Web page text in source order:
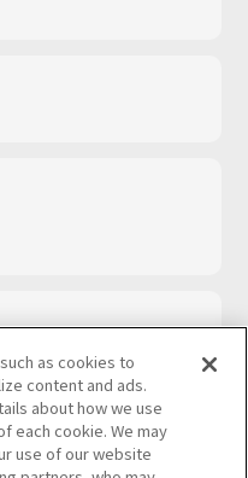
as cookies to
content and ads.
about how we use
each cookie. We may
use of our website